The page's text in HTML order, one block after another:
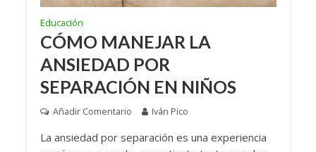
Educación
CÓMO MANEJAR LA
ANSIEDAD POR
SEPARACIÓN EN NIÑOS
Añadir Comentario Iván Pico
La ansiedad por separación es una experiencia